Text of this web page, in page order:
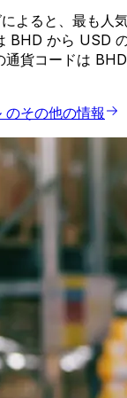
よると、最も人
BHD から USD
通貨コードは
その他の情報